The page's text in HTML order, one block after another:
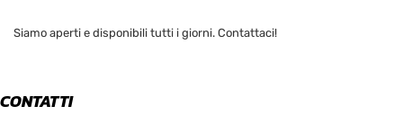
Siamo aperti e disponibili tutti i giorni. Contattaci!
CONTATTI